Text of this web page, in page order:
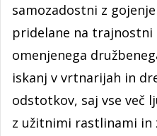
samozadostni z
pridelane na trajnostni
omenjenega
iskanj v vrtnarijah in
odstotkov, saj vse več
z užitnimi rastlinami in